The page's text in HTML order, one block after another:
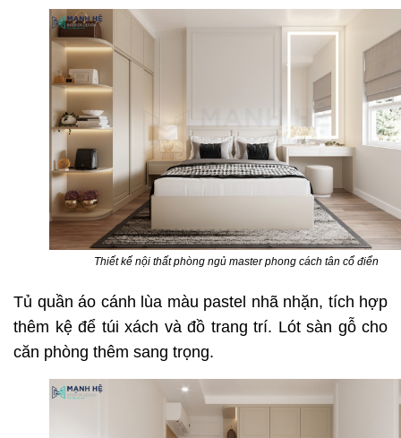
Thiết kế nội thất phòng ngủ master phong cách tân cổ điển
Tủ quần áo cánh lùa màu pastel nhã nhặn, tích hợp
thêm kệ để túi xách và đồ trang trí. Lót sàn gỗ cho
căn phòng thêm sang trọng.